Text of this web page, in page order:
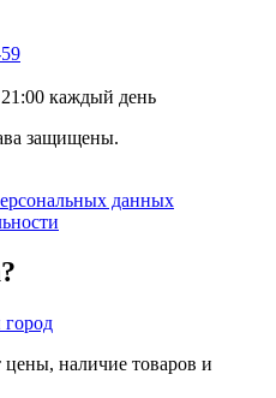
каждый день
защищены.
данных
город
цены, наличие товаров и